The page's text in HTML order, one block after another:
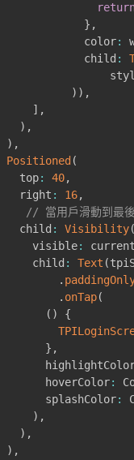
} ,
color
:
child
:
) ) ,
] ,
) ,
) ,
Positioned (
top
: 40,
right
: 16,
// 當用戶滑動到最
child
: Visibility(
visible
:
child
: Text (
.
. onTap(
( )
{
} ,
hoverColor
:
splashColor
:
) ,
) ,
) ,